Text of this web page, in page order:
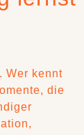
Wer kennt
die